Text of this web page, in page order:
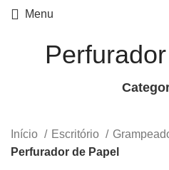
Menu
Início Escritório
Perfurador de Papel